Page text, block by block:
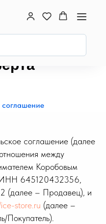
соглашение
соглашение (далее
между
Коробовым
ИНН 645120432356,
– Продавец), и
store.ru (далее –
Покупатель).